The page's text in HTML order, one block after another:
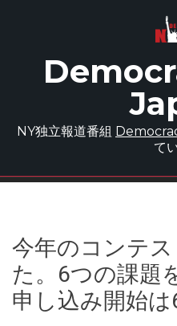
NY独立報道番組
て
今年のコンテ
た。 6つの課題
申し込み開始は